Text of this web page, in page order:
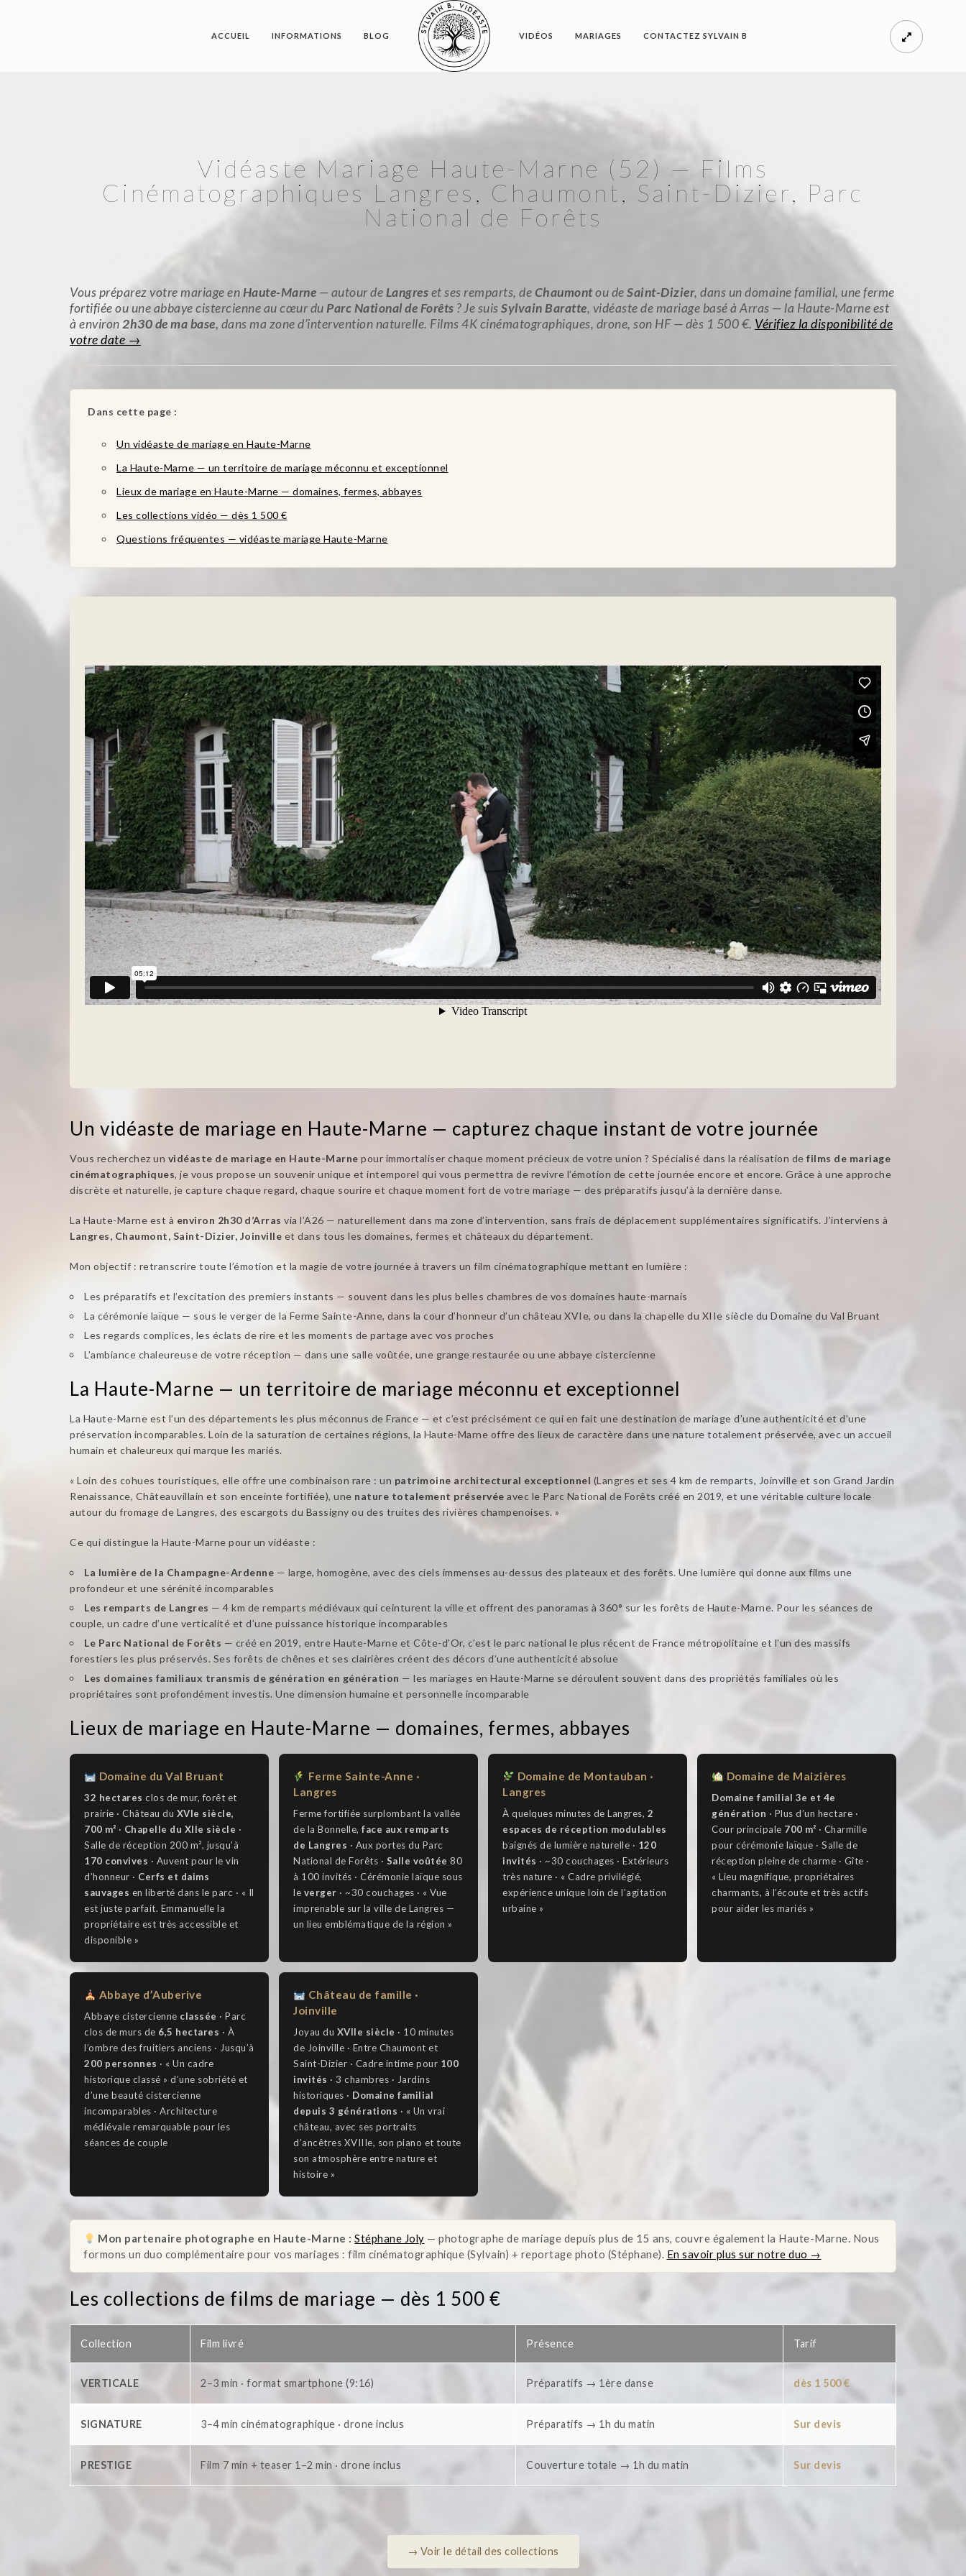
ACCUEIL INFORMATIONS BLOG VIDÉOS MARIAGES CONTACTEZ SYLVAIN B
Vidéaste Mariage Haute-Marne (52) — Films
Cinématographiques Langres, Chaumont, Saint-Dizier, Parc
National de Forêts
Vous préparez votre mariage enHaute-Marne — autour de Langreset ses remparts, deChaumontou deSaint-Dizier, dans un domaine familial, une ferme
fortifiée ou une abbaye cistercienne au cœur du Parc National de Forêts ? Je suisSylvain Baratte, vidéaste de mariage basé à Arras — la Haute-Marne est
à environ2h30 de ma base, dans ma zone d’intervention naturelle. Films 4K cinématographiques, drone, son HF — dès 1 500 €. Vérifiez la disponibilité de
votre date →
Dans cette page :
Un vidéaste de mariage en Haute-Marne
La Haute-Marne — un territoire de mariage méconnu et exceptionnel
Lieux de mariage en Haute-Marne — domaines, fermes, abbayes
Les collections vidéo — dès 1 500 €
Questions fréquentes — vidéaste mariage Haute-Marne
Un vidéaste de mariage en Haute-Marne — capturez chaque instant de votre journée
Vous recherchez un vidéaste de mariage en Haute-Marne pour immortaliser chaque moment précieux de votre union ? Spécialisé dans la réalisation de films de mariage
cinématographiques, je vous propose un souvenir unique et intemporel qui vous permettra de revivre l’émotion de cette journée encore et encore. Grâce à une approche
discrète et naturelle, je capture chaque regard, chaque sourire et chaque moment fort de votre mariage — des préparatifs jusqu’à la dernière danse.
La Haute-Marne est à environ 2h30 d’Arras via l’A26 — naturellement dans ma zone d’intervention, sans frais de déplacement supplémentaires significatifs. J’interviens à
Langres, Chaumont, Saint-Dizier, Joinville et dans tous les domaines, fermes et châteaux du département.
Mon objectif : retranscrire toute l’émotion et la magie de votre journée à travers un film cinématographique mettant en lumière :
Les préparatifs et l’excitation des premiers instants — souvent dans les plus belles chambres de vos domaines haute-marnais
La cérémonie laïque — sous le verger de la Ferme Sainte-Anne, dans la cour d’honneur d’un château XVIe, ou dans la chapelle du XIIe siècle du Domaine du Val Bruant
Les regards complices, les éclats de rire et les moments de partage avec vos proches
L’ambiance chaleureuse de votre réception — dans une salle voûtée, une grange restaurée ou une abbaye cistercienne
La Haute-Marne — un territoire de mariage méconnu et exceptionnel
La Haute-Marne est l’un des départements les plus méconnus de France — et c’est précisément ce qui en fait une destination de mariage d’une authenticité et d’une
préservation incomparables. Loin de la saturation de certaines régions, la Haute-Marne offre des lieux de caractère dans une nature totalement préservée, avec un accueil
humain et chaleureux qui marque les mariés.
« Loin des cohues touristiques, elle offre une combinaison rare : un patrimoine architectural exceptionnel (Langres et ses 4 km de remparts, Joinville et son Grand Jardin
Renaissance, Châteauvillain et son enceinte fortifiée), une nature totalement préservée avec le Parc National de Forêts créé en 2019, et une véritable culture locale
autour du fromage de Langres, des escargots du Bassigny ou des truites des rivières champenoises. »
Ce qui distingue la Haute-Marne pour un vidéaste :
La lumière de la Champagne-Ardenne — large, homogène, avec des ciels immenses au-dessus des plateaux et des forêts. Une lumière qui donne aux films une
profondeur et une sérénité incomparables
Les remparts de Langres — 4 km de remparts médiévaux qui ceinturent la ville et offrent des panoramas à 360° sur les forêts de Haute-Marne. Pour les séances de
couple, un cadre d’une verticalité et d’une puissance historique incomparables
Le Parc National de Forêts — créé en 2019, entre Haute-Marne et Côte-d’Or, c’est le parc national le plus récent de France métropolitaine et l’un des massifs
forestiers les plus préservés. Ses forêts de chênes et ses clairières créent des décors d’une authenticité absolue
Les domaines familiaux transmis de génération en génération — les mariages en Haute-Marne se déroulent souvent dans des propriétés familiales où les
propriétaires sont profondément investis. Une dimension humaine et personnelle incomparable
Lieux de mariage en Haute-Marne — domaines, fermes, abbayes
Domaine du Val Bruant
32 hectares clos de mur, forêt et
prairie · Château du XVIe siècle,
700 m² · Chapelle du XIIe siècle ·
Salle de réception 200 m², jusqu’à
170 convives · Auvent pour le vin
d’honneur · Cerfs et daims
sauvages en liberté dans le parc · « Il
est juste parfait. Emmanuelle la
propriétaire est très accessible et
disponible »
Ferme Sainte-Anne ·
Langres
Ferme fortifiée surplombant la vallée
de la Bonnelle, face aux remparts
de Langres · Aux portes du Parc
National de Forêts · Salle voûtée 80
à 100 invités · Cérémonie laïque sous
le verger · ~30 couchages · « Vue
imprenable sur la ville de Langres —
un lieu emblématique de la région »
Domaine de Montauban ·
Langres
À quelques minutes de Langres, 2
espaces de réception modulables
baignés de lumière naturelle · 120
invités · ~30 couchages · Extérieurs
très nature · « Cadre privilégié,
expérience unique loin de l’agitation
urbaine »
Domaine de Maizières
Domaine familial 3e et 4e
génération · Plus d’un hectare ·
Cour principale 700 m² · Charmille
pour cérémonie laïque · Salle de
réception pleine de charme · Gîte ·
« Lieu magnifique, propriétaires
charmants, à l’écoute et très actifs
pour aider les mariés »
Abbaye d’Auberive
Abbaye cistercienne classée · Parc
clos de murs de 6,5 hectares · À
l’ombre des fruitiers anciens · Jusqu’à
200 personnes · « Un cadre
historique classé » d’une sobriété et
d’une beauté cistercienne
incomparables · Architecture
médiévale remarquable pour les
séances de couple
Château de famille ·
Joinville
Joyau du XVIIe siècle · 10 minutes
de Joinville · Entre Chaumont et
Saint-Dizier · Cadre intime pour 100
invités · 3 chambres · Jardins
historiques · Domaine familial
depuis 3 générations · « Un vrai
château, avec ses portraits
d’ancêtres XVIIIe, son piano et toute
son atmosphère entre nature et
histoire »
Mon partenaire photographe en Haute-Marne : Stéphane Joly — photographe de mariage depuis plus de 15 ans, couvre également la Haute-Marne. Nous
formons un duo complémentaire pour vos mariages : film cinématographique (Sylvain) + reportage photo (Stéphane). En savoir plus sur notre duo →
Les collections de films de mariage — dès 1 500 €
Collection Film livré Présence Tarif
VERTICALE 2–3 min · format smartphone (9:16) Préparatifs → 1ère danse dès 1 500 €
SIGNATURE 3–4 min cinématographique · drone inclus Préparatifs → 1h du matin Sur devis
PRESTIGE Film 7 min + teaser 1–2 min · drone inclus Couverture totale → 1h du matin Sur devis
→ Voir le détail des collections